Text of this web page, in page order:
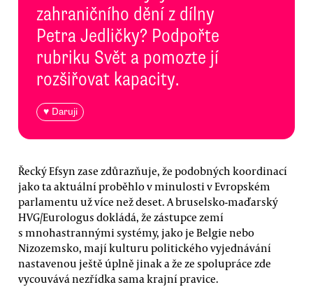
zahraničního dění z dílny
Petra Jedličky? Podpořte
rubriku Svět a pomozte jí
rozšiřovat kapacity.
♥ Daruji
Řecký Efsyn zase zdůrazňuje, že podobných koordinací
jako ta aktuální proběhlo v minulosti v Evropském
parlamentu už více než deset. A bruselsko-maďarský
HVG/Eurologus dokládá, že zástupce zemí
s mnohastrannými systémy, jako je Belgie nebo
Nizozemsko, mají kulturu politického vyjednávání
nastavenou ještě úplně jinak a že ze spolupráce zde
vycouvává nezřídka sama krajní pravice.